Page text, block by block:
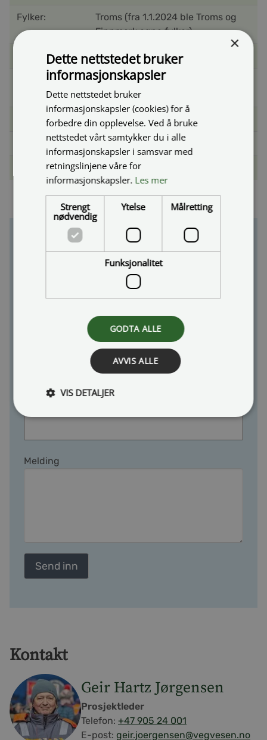
Fylker:
Troms (fra 1.1.2024 ble Troms og
Finnmark egne fylker)
Finansiering: Stat, Fylke, Kommune, Bompenger
Nasjonal
transportplan:
Omtalt i NTP 2014-2023
Totalkostnad: 2610 millioner 2021-kroner
Oppstart: Desember 2013
Antatt åpnet: 2025
Kontakt oss
Ønsker du å gi oss en tilbakemelding, eller har et
spørsmål du ønsker å få svar på? Benytt gjerne
Melding
Kontakt
Geir Hartz Jørgensen
Prosjektleder
Telefon: +47 905 24 001
E-post: geir.joergensen@vegvesen.no
×
Dette nettstedet bruker
informasjonskapsler
Dette nettstedet bruker
informasjonskapsler (cookies) for å
forbedre din opplevelse. Ved å bruke
nettstedet vårt samtykker du i alle
informasjonskapsler i samsvar med
retningslinjene våre for
informasjonskapsler. Les mer
Strengt
nødvendig
Ytelse Målretting
Funksjonalitet
GODTA ALLE
AVVIS ALLE
VIS DETALJER